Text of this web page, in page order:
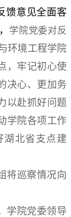
馈意见全面客
学院党委对反
环境工程学院
，牢记初心使
决心、更加务
以赴抓好问题
学院各项工作
湖北省支点建
将巡察情况向
学院党委领导